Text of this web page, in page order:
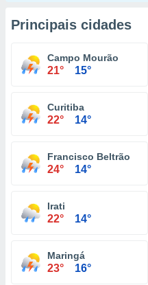
Principais cidades
Campo Mourão
21° 15°
Curitiba
22° 14°
Francisco Beltrão
24° 14°
Irati
22° 14°
Maringá
23° 16°